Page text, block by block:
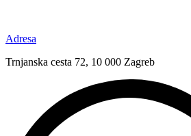
Adresa
Trnjanska cesta 72, 10 000 Zagreb